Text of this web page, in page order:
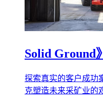
Solid Ground
探索真实的客户成功
克塑造未来采矿业的